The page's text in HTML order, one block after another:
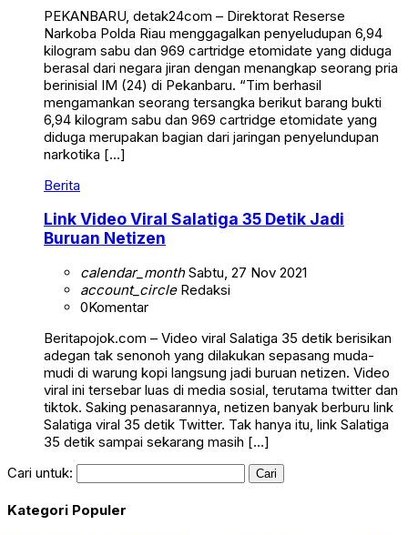
PEKANBARU, detak24com – Direktorat Reserse
Narkoba Polda Riau menggagalkan penyeludupan 6,94
kilogram sabu dan 969 cartridge etomidate yang diduga
berasal dari negara jiran dengan menangkap seorang pria
berinisial IM (24) di Pekanbaru. “Tim berhasil
mengamankan seorang tersangka berikut barang bukti
6,94 kilogram sabu dan 969 cartridge etomidate yang
diduga merupakan bagian dari jaringan penyelundupan
narkotika […]
Berita
Link Video Viral Salatiga 35 Detik Jadi
Buruan Netizen
calendar_monthSabtu, 27 Nov 2021
account_circleRedaksi
0Komentar
Beritapojok.com – Video viral Salatiga 35 detik berisikan
adegan tak senonoh yang dilakukan sepasang muda-
mudi di warung kopi langsung jadi buruan netizen. Video
viral ini tersebar luas di media sosial, terutama twitter dan
tiktok. Saking penasarannya, netizen banyak berburu link
Salatiga viral 35 detik Twitter. Tak hanya itu, link Salatiga
35 detik sampai sekarang masih […]
Cari untuk:
Kategori Populer